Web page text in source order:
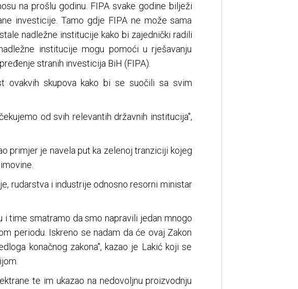
na prošlu godinu. FIPA svake godine bilježi
investicije. Tamo gdje FIPA ne može sama
nadležne institucije kako bi zajednički radili
institucije mogu pomoći u rješavanju
stranih investicija BiH (FIPA).
ovakvih skupova kako bi se suočili sa svim
od svih relevantih državnih institucija",
primjer je navela put ka zelenoj tranziciji kojeg
rudarstva i industrije odnosno resorni ministar
time smatramo da smo napravili jedan mnogo
periodu. Iskreno se nadam da će ovaj Zakon
konačnog zakona", kazao je Lakić koji se
te im ukazao na nedovoljnu proizvodnju